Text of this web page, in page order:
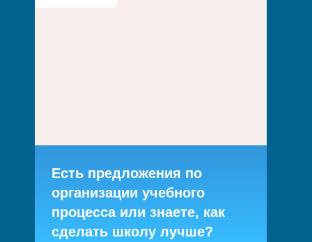
Есть предложения по
организации учебного
процесса или знаете, как
сделать школу лучше?